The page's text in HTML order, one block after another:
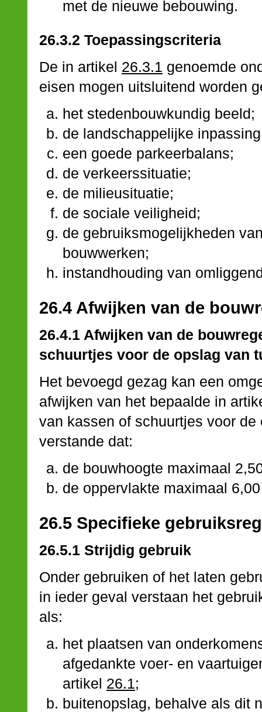
met de nieuwe bebouwing.
26.3.2 Toepassingscriteria
De in artikel 26.3.1 genoemde
eisen mogen uitsluitend worden
het stedenbouwkundig beeld;
de landschappelijke
een goede parkeerbalans;
de verkeerssituatie;
de milieusituatie;
de sociale veiligheid;
de gebruiksmogelijkheden
bouwwerken;
instandhouding van
26.4 Afwijken van de
26.4.1 Afwijken van de
schuurtjes voor de opslag van
Het bevoegd gezag kan een
afwijken van het bepaalde in
van kassen of schuurtjes voor
verstande dat:
de bouwhoogte maximaal
de oppervlakte maximaal
26.5 Specifieke
26.5.1 Strijdig gebruik
Onder gebruiken of het laten
in ieder geval verstaan het
als:
het plaatsen van
afgedankte voer- en
artikel 26.1;
buitenopslag, behalve als dit